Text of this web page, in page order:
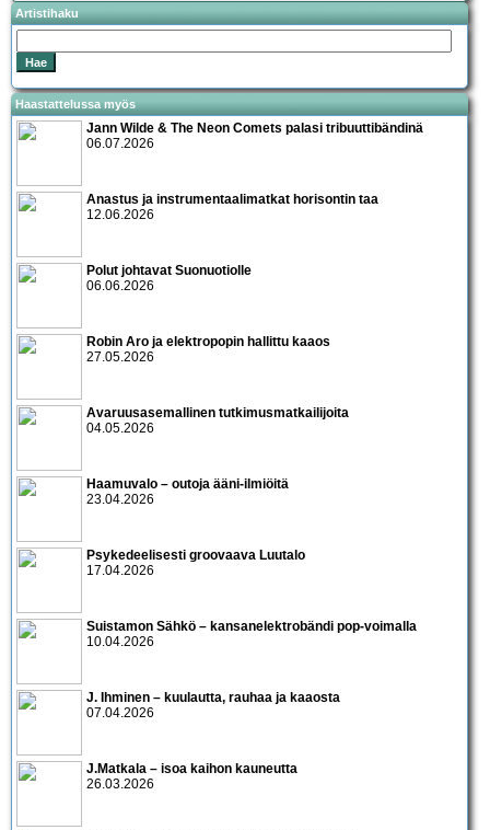
Artistihaku
Haastattelussa myös
Jann Wilde & The Neon Comets palasi tribuuttibändinä
06.07.2026
Anastus ja instrumentaalimatkat horisontin taa
12.06.2026
Polut johtavat Suonuotiolle
06.06.2026
Robin Aro ja elektropopin hallittu kaaos
27.05.2026
Avaruusasemallinen tutkimusmatkailijoita
04.05.2026
Haamuvalo – outoja ääni-ilmiöitä
23.04.2026
Psykedeelisesti groovaava Luutalo
17.04.2026
Suistamon Sähkö – kansanelektrobändi pop-voimalla
10.04.2026
J. Ihminen – kuulautta, rauhaa ja kaaosta
07.04.2026
J.Matkala – isoa kaihon kauneutta
26.03.2026